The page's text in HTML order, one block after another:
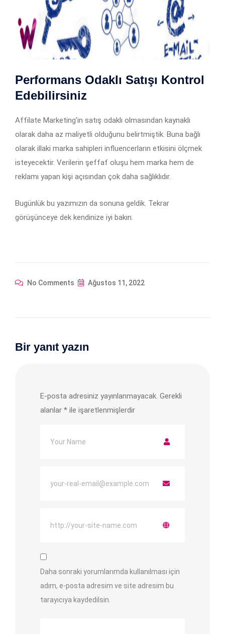
Performans Odaklı Satışı Kontrol
Edebilirsiniz
Affilate Marketing’in satış odaklı olmasından kaynaklı
olarak daha az maliyetli olduğunu belirtmiştik. Buna bağlı
olarak illaki marka sahipleri influencerların etkisini ölçmek
isteyecektir. Verilerin şeffaf oluşu hem marka hem de
reklamı yapan kişi açısından çok daha sağlıklıdır.
Bugünlük bu yazımızın da sonuna geldik. Tekrar
görüşünceye dek kendinize iyi bakın.
No Comments Ağustos 11, 2022
Bir yanıt yazın
E-posta adresiniz yayınlanmayacak. Gerekli
alanlar * ile işaretlenmişlerdir
Daha sonraki yorumlarımda kullanılması için
adım, e-posta adresim ve site adresim bu
tarayıcıya kaydedilsin.